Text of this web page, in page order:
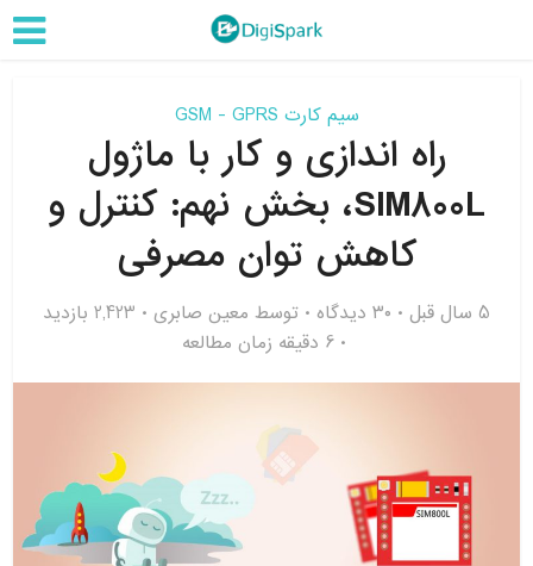
سیم کارت GSM - GPRS
راه اندازی و کار با ماژول
SIM800L، بخش نهم: کنترل و
کاهش توان مصرفی
5 سال قبل ۳۰ دیدگاه توسط معین صابری
2,423 بازدید
6 دقیقه زمان مطالعه